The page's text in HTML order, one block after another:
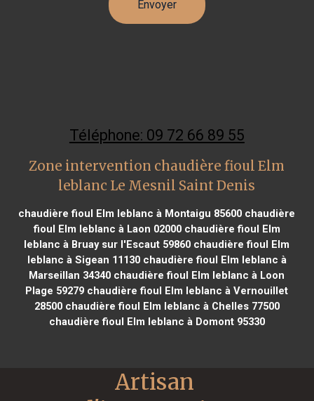
Téléphone: 09 72 66 89 55
Zone intervention chaudière fioul Elm
leblanc Le Mesnil Saint Denis
chaudière fioul Elm leblanc à Montaigu 85600 chaudière
fioul Elm leblanc à Laon 02000chaudière fioul Elm
leblanc à Bruay sur l'Escaut 59860 chaudière fioul Elm
leblanc à Sigean 11130chaudière fioul Elm leblanc à
Marseillan 34340 chaudière fioul Elm leblanc à Loon
Plage 59279 chaudière fioul Elm leblanc à Vernouillet
28500chaudière fioul Elm leblanc à Chelles 77500
chaudière fioul Elm leblanc à Domont 95330
Artisan